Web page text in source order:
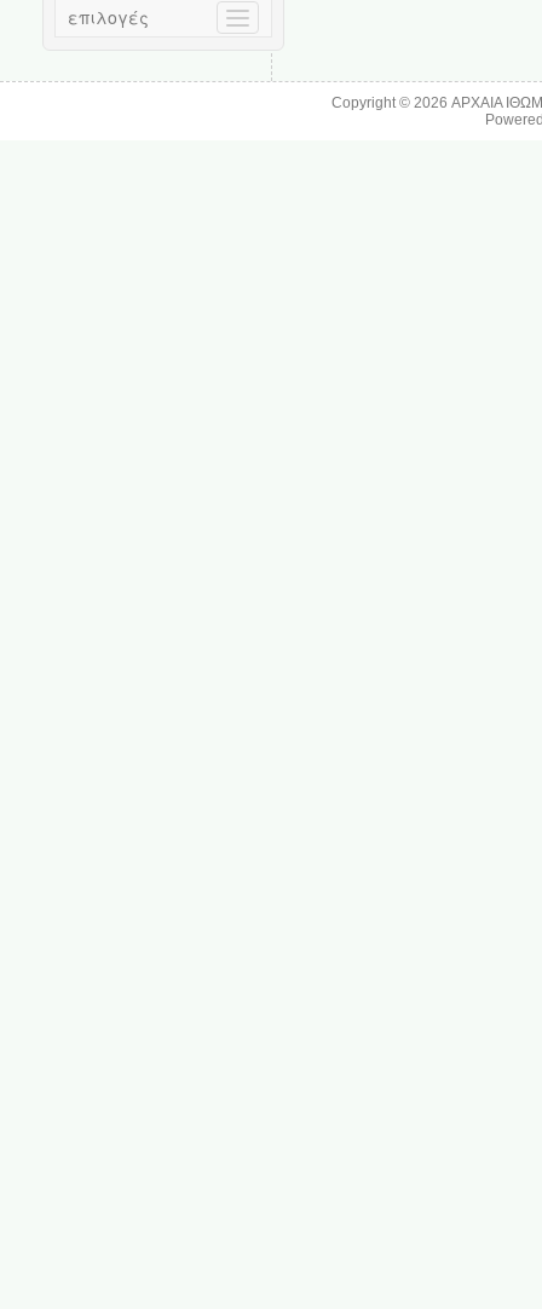
Copyright © 2026ΑΡΧΑΙΑ